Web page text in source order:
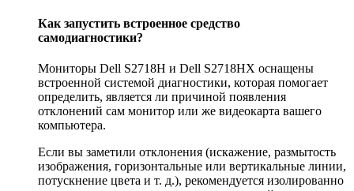
Как запустить встроенное средство
самодиагностики?
Мониторы Dell S2718H и Dell S2718HX оснащены
встроенной системой диагностики, которая помогает
определить, является ли причиной появления
отклонений сам монитор или же видеокарта вашего
компьютера.
Если вы заметили отклонения (искажение, размытость
изображения, горизонтальные или вертикальные линии,
потускнение цвета и т. д.), рекомендуется изолированно